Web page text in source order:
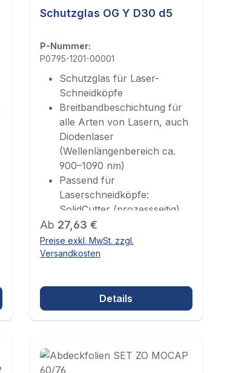
Schutzglas OG Y D30 d5
P-Nummer:
P0795-1201-00001
Schutzglas für Laser-
Schneidköpfe
Breitbandbeschichtung für
alle Arten von Lasern, auch
Diodenlaser
(Wellenlängenbereich ca.
900–1090 nm)
Passend für
Laserschneidköpfe:
SolidCutter (prozessseitig),
LightCutter (prozessseitig),
ProCutter Thunder
(prozessseitig)
Regulärer Preis:
Ab 27,63 €
Preise exkl. MwSt. zzgl.
Versandkosten
Details